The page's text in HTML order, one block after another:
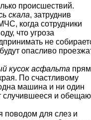
происшествий.
скала, затруднив
когда сотрудники
что угроза
не
опасливо
кусок асфальта
По счастливому
машина и ни один
случившееся и
поводом для слез и